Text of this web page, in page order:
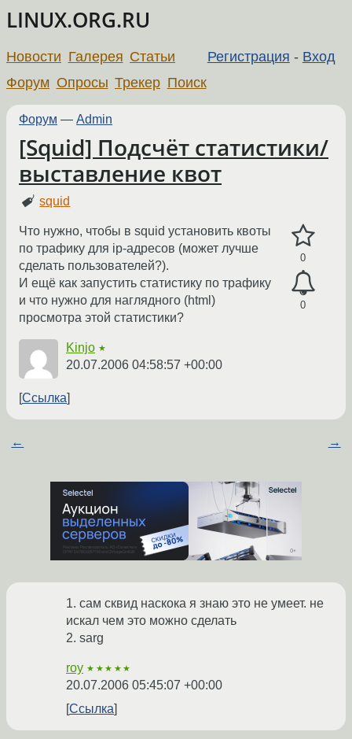
LINUX.ORG.RU
Регистрация - Вход
Новости Галерея Статьи
Форум Опросы Трекер Поиск
Форум — Admin
[Squid] Подсчёт статистики/
выставление квот
squid
0
0
Что нужно, чтобы в squid установить квоты
по трафику для ip-адресов (может лучше
сделать пользователей?).
И ещё как запустить статистику по трафику
и что нужно для наглядного (html)
просмотра этой статистики?
Kinjo ★
20.07.2006 04:58:57 +00:00
Ссылка
← →
1. сам сквид наскока я знаю это не умеет. не
искал чем это можно сделать
2. sarg
roy ★★★★★
20.07.2006 05:45:07 +00:00
Ссылка